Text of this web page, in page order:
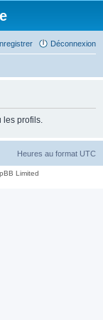
Déconnexion
les profils.
Heures au format UTC
Limited